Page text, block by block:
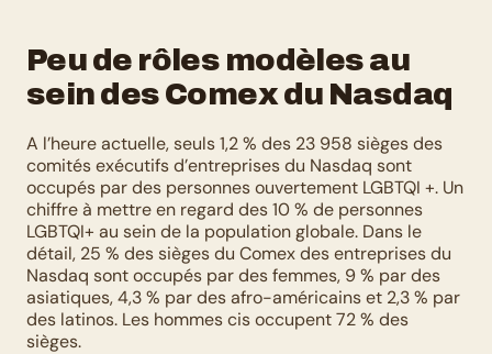
Peu de rôles modèles au
sein des Comex du Nasdaq
A l’heure actuelle, seuls 1,2 % des 23 958 sièges des
comités exécutifs d’entreprises du Nasdaq sont
occupés par des personnes ouvertement LGBTQI +. Un
chiffre à mettre en regard des 10 % de personnes
LGBTQI+ au sein de la population globale. Dans le
détail, 25 % des sièges du Comex des entreprises du
Nasdaq sont occupés par des femmes, 9 % par des
asiatiques, 4,3 % par des afro-américains et 2,3 % par
des latinos. Les hommes cis occupent 72 % des
sièges.